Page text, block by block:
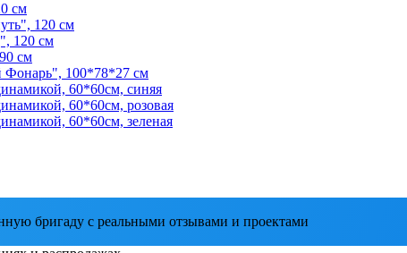
см
120 см
120 см
см
Фонарь", 100*78*27 см
60*60см, синяя
60*60см, розовая
60*60см, зеленая
бригаду с реальными отзывами и проектами